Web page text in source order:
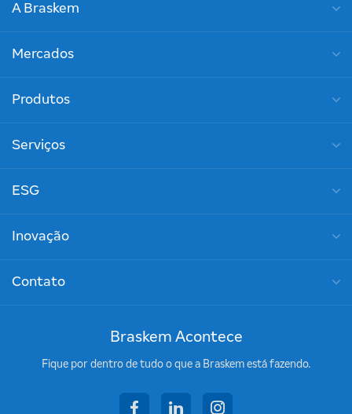
A Braskem
Mercados
Produtos
Serviços
ESG
Inovação
Contato
Braskem Acontece
Fique por dentro de tudo o que a Braskem está fazendo.
facebooklinkedininstagram